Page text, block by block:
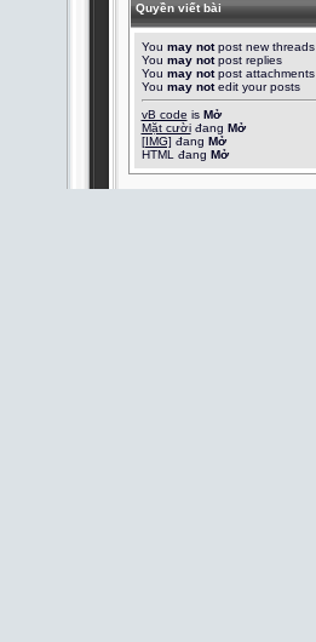
Quyền viết bài
You may notpost new threads
You may notpost replies
You may notpost attachments
You may notedit your posts
vB code is Mở
Mặt cườiđang Mở
[IMG] đang Mở
HTML đang Mở